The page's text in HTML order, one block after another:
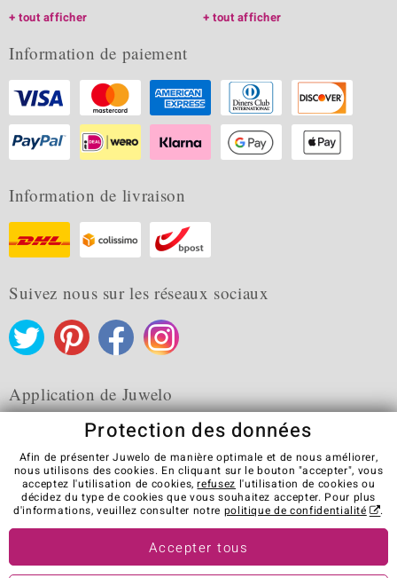
tout afficher
tout afficher
Information de paiement
Information de livraison
Suivez nous sur les réseaux sociaux
Application de Juwelo
CGV Protection des données
Cookies
Mentions légales
Contact
Révocation du contrat
Visit our stores in other countries:
Protection des données
Afin de présenter Juwelo de manière optimale et de nous améliorer,
nous utilisons des cookies. En cliquant sur le bouton "accepter", vous
acceptez l'utilisation de cookies,refusez l'utilisation de cookies ou
décidez du type de cookies que vous souhaitez accepter. Pour plus
d'informations, veuillez consulter notre politique de confidentialité .
Accepter tous